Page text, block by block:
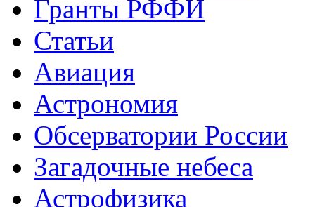
Гранты РФФИ
Статьи
Авиация
Астрономия
Обсерватории России
Загадочные небеса
Астрофизика